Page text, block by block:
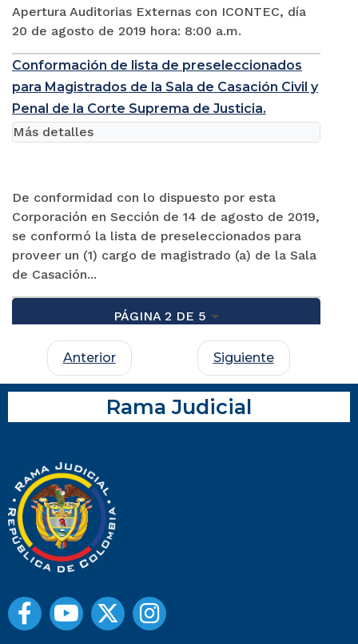
Apertura Auditorias Externas con ICONTEC, día
20 de agosto de 2019 hora: 8:00 a.m.
Conformación de lista de preseleccionados
para Magistrados de la Sala de Casación Civil y
Penal de la Corte Suprema de Justicia.
De conformidad con lo dispuesto por esta
Corporación en Sección de 14 de agosto de 2019,
se conformó la lista de preseleccionados para
proveer un (1) cargo de magistrado (a) de la Sala
de Casación...
Más detalles
PÁGINA 2 DE 5
Anterior Siguiente
Rama Judicial